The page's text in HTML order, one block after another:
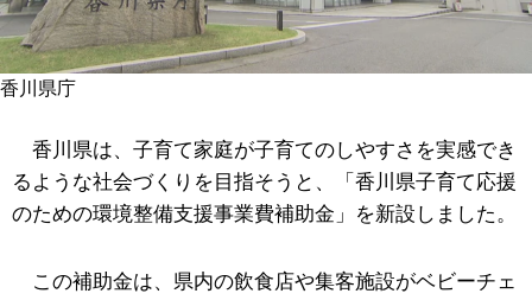
香川県庁
香川県は、子育て家庭が子育てのしやすさを実感でき
るような社会づくりを目指そうと、「香川県子育て応援
のための環境整備支援事業費補助金」を新設しました。
この補助金は、県内の飲食店や集客施設がベビーチェ